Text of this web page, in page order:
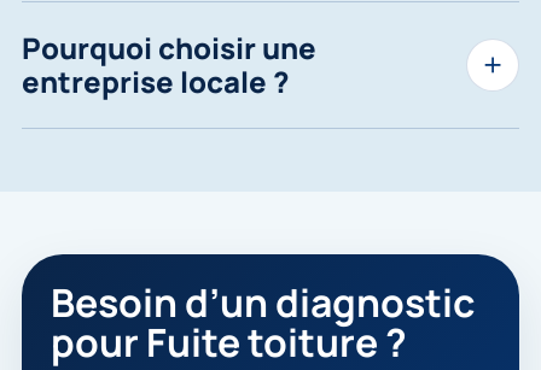
Pourquoi choisir une
entreprise locale ?
Besoin d’un diagnostic
pour Fuite toiture ?